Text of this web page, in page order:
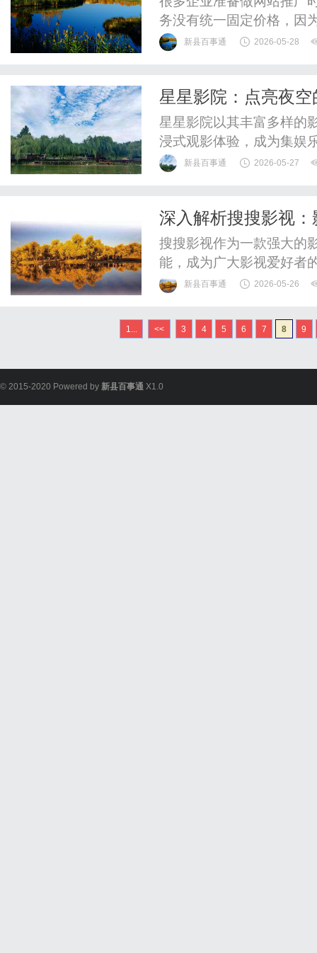
务没有统一固定价格，因
目标和服务周期不同，最
是围绕网站结构、关键词
新县百事通 2026-05-28
星星影院：点亮夜
星星影院以其丰富多样的
浸式观影体验，成为集娱
新县百事通 2026-05-27
深入解析搜搜影视
搜搜影视作为一款强大的
能，成为广大影视爱好者
新县百事通 2026-05-26
1... << 3 4 5 6 7 8 9
© 2015-2020 Powered by 新县百事通 X1.0